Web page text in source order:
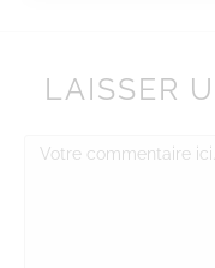
LAISSER